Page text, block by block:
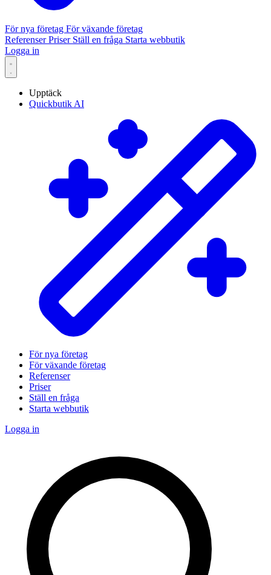
För nya företag För växande företag
ReferenserPriser Ställ en fråga Starta webbutik
Logga in
Upptäck
Quickbutik AI
För nya företag
För växande företag
Referenser
Priser
Ställ en fråga
Starta webbutik
Logga in